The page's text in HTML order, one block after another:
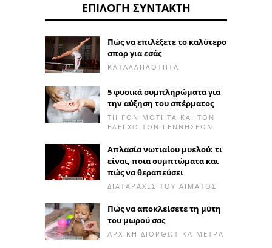
ΕΠΙΛΟΓΉ ΣΥΝΤΆΚΤΗ
Πώς να επιλέξετε το καλύτερο
σπορ για εσάς
ΚΑΤΑΛΛΗΛΌΤΗΤΑ
5 φυσικά συμπληρώματα για
την αύξηση του σπέρματος
ΤΗ ΓΟΝΙΜΌΤΗΤΑ ΚΑΙ ΤΟΝ
ΈΛΕΓΧΟ ΤΩΝ ΓΕΝΝΉΣΕΩΝ
Απλασία νωτιαίου μυελού: τι
είναι, ποια συμπτώματα και
πώς να θεραπεύσει
ΔΙΑΤΑΡΑΧΈΣ ΤΟΥ ΑΊΜΑΤΟΣ
Πώς να αποκλείσετε τη μύτη
του μωρού σας
ΑΡΧΙΚΉ ΔΙΟΡΘΩΤΙΚΆ ΜΈΤΡΑ